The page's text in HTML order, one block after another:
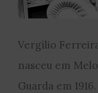
Vergílio
nasceu em
Guarda em